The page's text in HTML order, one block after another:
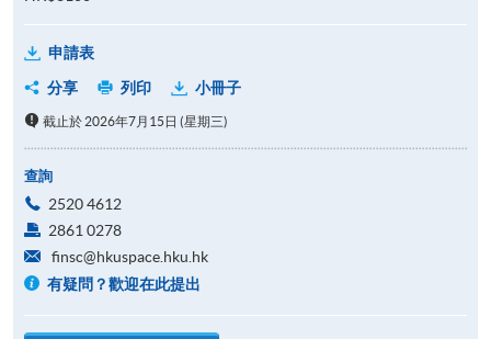
申請表
分享
列印 小冊子
截止於 2026年7月15日 (星期三)
查詢
2520 4612
2861 0278
finsc@hkuspace.hku.hk
有疑問？歡迎在此提出